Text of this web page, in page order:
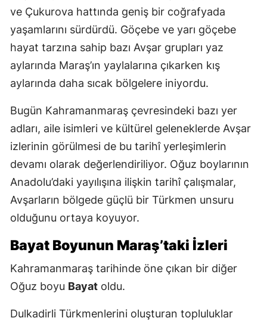
ve Çukurova hattında geniş bir coğrafyada
yaşamlarını sürdürdü. Göçebe ve yarı göçebe
hayat tarzına sahip bazı Avşar grupları yaz
aylarında Maraş’ın yaylalarına çıkarken kış
aylarında daha sıcak bölgelere iniyordu.
Bugün Kahramanmaraş çevresindeki bazı yer
adları, aile isimleri ve kültürel geleneklerde Avşar
izlerinin görülmesi de bu tarihî yerleşimlerin
devamı olarak değerlendiriliyor. Oğuz boylarının
Anadolu’daki yayılışına ilişkin tarihî çalışmalar,
Avşarların bölgede güçlü bir Türkmen unsuru
olduğunu ortaya koyuyor.
Bayat Boyunun Maraş’taki İzleri
Kahramanmaraş tarihinde öne çıkan bir diğer
Oğuz boyu Bayat oldu.
Dulkadirli Türkmenlerini oluşturan topluluklar